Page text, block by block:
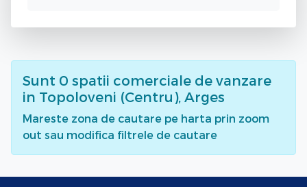
Sunt 0 spatii comerciale de vanzare
in Topoloveni (Centru), Arges
Mareste zona de cautare pe harta prin zoom
out sau modifica filtrele de cautare